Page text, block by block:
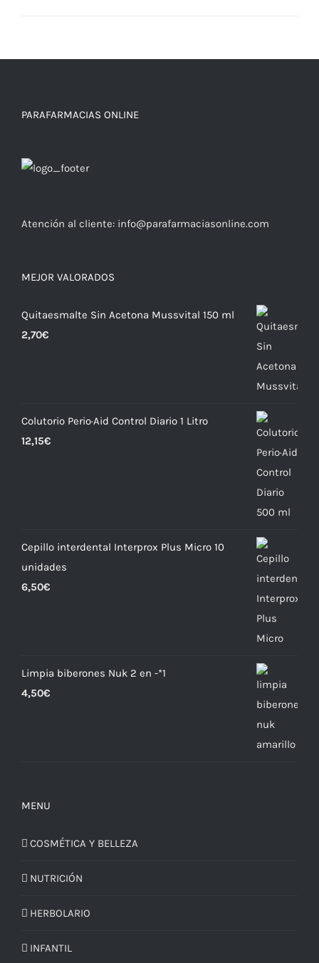
PARAFARMACIAS ONLINE
Atención al cliente: info@parafarmaciasonline.com
MEJOR VALORADOS
Quitaesmalte Sin Acetona Mussvital 150 ml
2,70€
Colutorio Perio·Aid Control Diario 1 Litro
12,15€
Cepillo interdental Interprox Plus Micro 10
unidades
6,50€
Limpia biberones Nuk 2 en -*1
4,50€
MENU
COSMÉTICA Y BELLEZA
NUTRICIÓN
HERBOLARIO
INFANTIL